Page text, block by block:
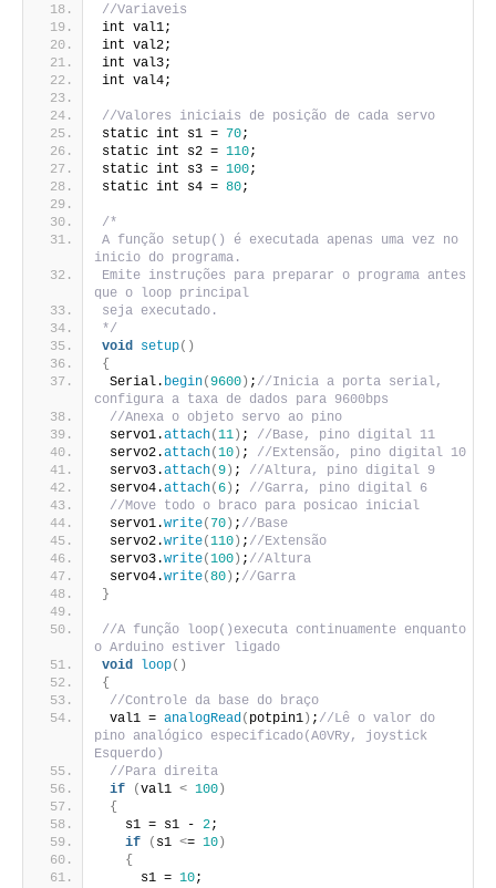
//Variaveis
int val1;
int val2;
int val3;
int val4;
//Valores iniciais de posição de cada servo
static int s1 = 70;
static int s2 = 110;
static int s3 = 100;
static int s4 = 80;
/*
A função setup() é executada apenas uma vez no
inicio do programa.
Emite instruções para preparar o programa antes
que o loop principal
seja executado.
*/
void setup()
{
Serial. begin(9600 ) ; //Inicia a porta serial,
configura a taxa de dados para 9600bps
//Anexa o objeto servo ao pino
servo1.attach(11 ) ; //Base, pino digital 11
servo2.attach(10 ) ; //Extensão, pino digital 10
servo3.attach(9 ) ; //Altura, pino digital 9
servo4.attach( 6 ) ; //Garra, pino digital 6
//Move todo o braco para posicao inicial
servo1.write( 70 ) ; //Base
servo2.write(110 ) ; //Extensão
servo3.write(100 ) ; //Altura
servo4.write(80 ) ; //Garra
}
//A função loop()executa continuamente enquanto
o Arduino estiver ligado
void
loop()
{
//Controle da base do braço
val1 = analogRead( potpin1 ) ; //Lê o valor do
pino analógico especificado(A0VRy, joystick
Esquerdo)
//Para direita
if
(val1 < 100 )
{
   s1 = s1 -
2;
if
( s1 <= 10 )
{
     s1 =
10;